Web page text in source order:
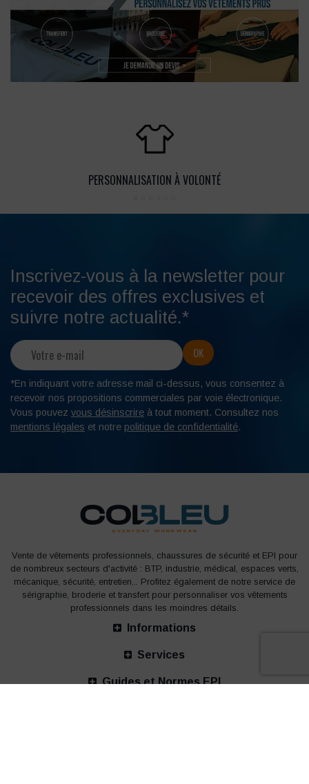
PERSONNALISATION À VOLONTÉ
Inscrivez-vous à la newsletter pour
recevoir des offres exclusives et
suivre notre actualité.*
*En indiquant votre adresse mail ci-dessus, vous consentez à
recevoir nos propositions commerciales par voie électronique.
Vous pouvez vous désinscrire à tout moment. Consultez nos
mentions légales et notre politique de confidentialité.
Vente de vêtements professionnels, chaussures de sécurité et EPI pour
de nombreux secteurs d'activité : BTP, industrie, médical, espaces verts,
mécanique, sécurité, entretien... Profitez également de notre service de
sérigraphie, broderie et transfert pour personnaliser vos vêtements
professionnels dans les moindres détails.
Informations
Services
Guides et Normes EPI